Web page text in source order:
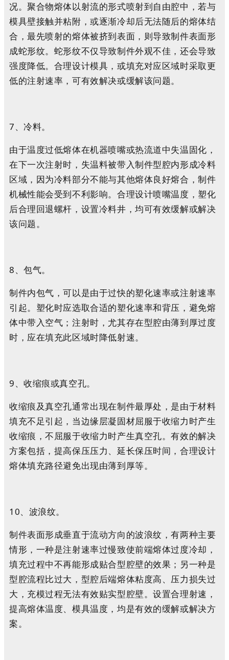
况。聚合物熔体以射流的形式喷射到自由腔中，若与
模具壁接触并粘附，或逐渐冷却后无法随后的熔体结
合，最先喷射的熔体被挤到表面，则导致制件表面形
成蛇形纹。蛇形纹不仅导致制件外观不佳，还会导致
强度降低。合理设计模具，或填充对应区域时采取更
低的注射速率，可有效解决或缓解该问题。
7、冷料。
由于温度过低熔体在机器喷嘴或热流道中失温固化，
在下一次注射时，失温料被带入制件型腔内形成冷料
区域，因为冷料部分不能与其他熔体良好熔合，制件
机械性能会受到不利影响。合理设计喷嘴温度，塑化
后合理回退螺杆，设置冷料井，均可有效缓解或解决
该问题。
8、包气。
制件内包气，可以是由于过快的塑化速率或注射速率
引起。塑化时应选取合适的塑化速率和背压，避免熔
体中带入空气；注射时，尤其存在型腔由薄到厚过度
时，应在填充此区域时降低射速。
9、收缩痕或真空孔。
收缩痕及真空孔通常出现在制件最厚处，是由于材料
填充不足引起，当边缘层凝固材屈服于收缩力时产生
收缩痕，不屈服于收缩力时产生真空孔。有效的解决
方案包括，提高保压压力、延长保压时间，合理设计
熔体填充路径避免出现由薄到厚等。
10、波浪纹。
制件表面形成垂直于流动方向的波浪纹，有两种主要
情形，一种是注射速率过慢致使前端熔体过度冷却，
填充过程中不再能形成贴合型腔壁的效果；另一种是
型腔流程比过大，型腔后端熔体粘度高、压力损失过
大，充模过程无法有效贴实型腔壁。设置合理射速，
提高熔体温度、模具温度，均是有效的缓解或解决方
案。